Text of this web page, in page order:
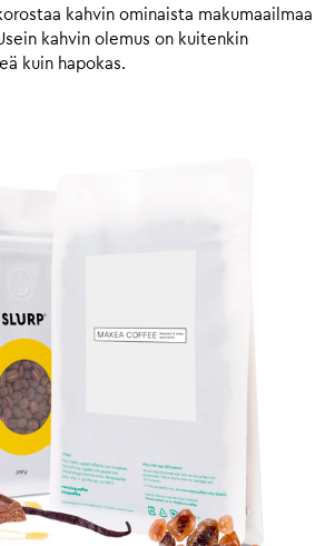
kahvin ominaista makumaailmaa
kahvin olemus on kuitenkin
kuin hapokas.